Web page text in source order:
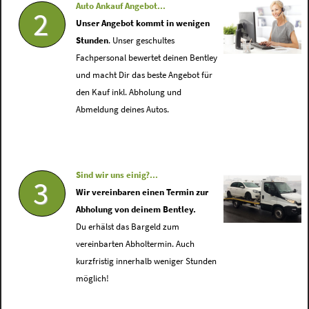
2
Auto Ankauf Angebot...
Unser Angebot kommt in wenigen
Stunden. Unser geschultes
Fachpersonal bewertet deinen Bentley
und macht Dir das beste Angebot für
den Kauf inkl. Abholung und
Abmeldung deines Autos.
3
Sind wir uns einig?...
Wir vereinbaren einen Termin zur
Abholung von deinem Bentley.
Du erhälst das Bargeld zum
vereinbarten Abholtermin. Auch
kurzfristig innerhalb weniger Stunden
möglich!